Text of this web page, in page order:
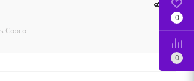
Copco
0
0